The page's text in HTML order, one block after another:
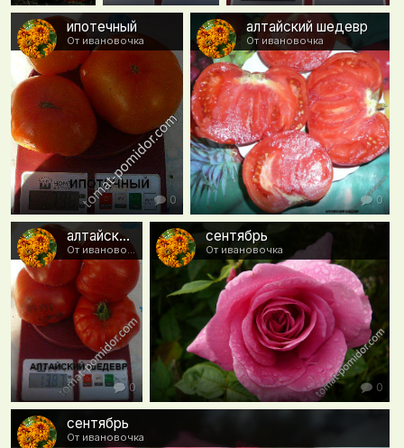
ипотечный
От ивановочка
0
алтайский шедевр
От ивановочка
0
алтайский шедевр
От ивановочка
0
сентябрь
От ивановочка
0
сентябрь
От ивановочка